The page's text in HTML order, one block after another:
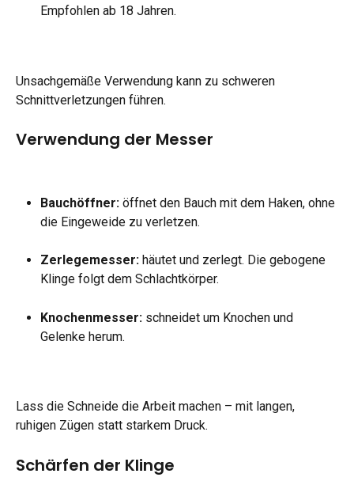
Empfohlen ab 18 Jahren.
Unsachgemäße Verwendung kann zu schweren
Schnittverletzungen führen.
Verwendung der Messer
Bauchöffner: öffnet den Bauch mit dem Haken, ohne
die Eingeweide zu verletzen.
Zerlegemesser: häutet und zerlegt. Die gebogene
Klinge folgt dem Schlachtkörper.
Knochenmesser: schneidet um Knochen und
Gelenke herum.
Lass die Schneide die Arbeit machen – mit langen,
ruhigen Zügen statt starkem Druck.
Schärfen der Klinge